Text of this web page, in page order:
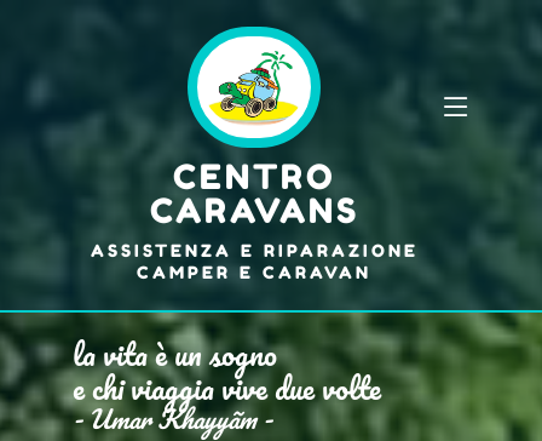
CENTRO
CARAVANS
ASSISTENZA E RIPARAZIONE
CAMPER E CARAVAN
la vita è un sogno
e chi viaggia vive due volte
- Umar Khayyãm -